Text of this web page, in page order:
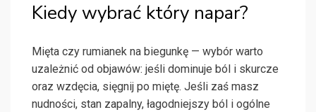
Kiedy wybrać który napar?
Mięta czy rumianek na biegunkę — wybór warto
uzależnić od objawów: jeśli dominuje ból i skurcze
oraz wzdęcia, sięgnij po miętę. Jeśli zaś masz
nudności, stan zapalny, łagodniejszy ból i ogólne